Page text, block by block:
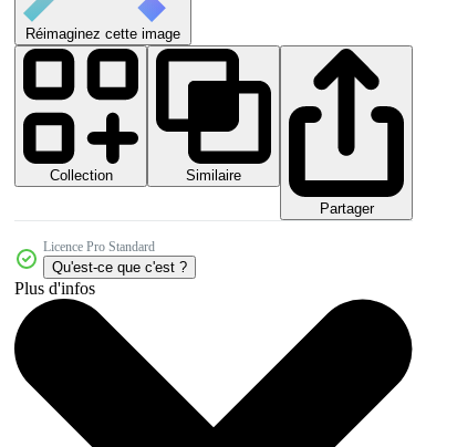
Réimaginez cette image
Collection
Similaire
Partager
Licence Pro Standard
Qu'est-ce que c'est ?
Plus d'infos